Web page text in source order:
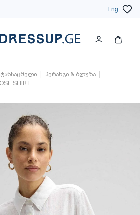
Eng
პერანგი & ბლუზა
SHIRT